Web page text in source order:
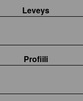
Leveys
Profiili